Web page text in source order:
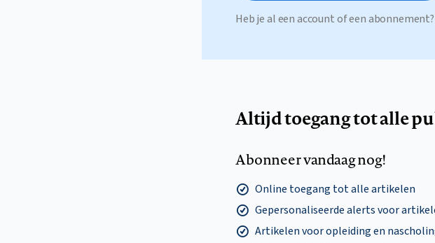
Heb je al een account of een abonnement?
Altijd toegang tot alle
Abonneer vandaag nog!
Online toegang tot alle artikelen
Gepersonaliseerde alerts voor
Artikelen voor opleiding en